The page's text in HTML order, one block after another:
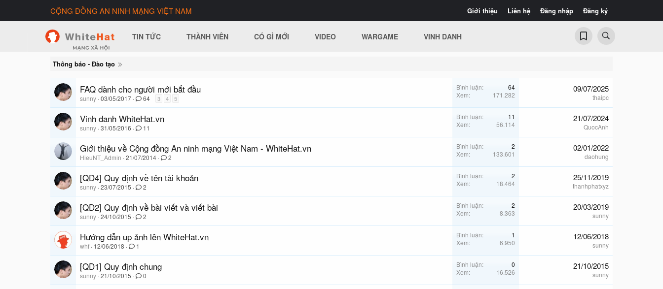
Giới thiệu Liên hệ Đăng nhập Đăng ký
CỘNG ĐỒNG AN NINH MẠNG VIỆT NAM
TIN TỨC THÀNH VIÊN CÓ GÌ MỚI VIDEO WARGAME VINH DANH
Thông báo - Đào tạo
FAQ dành cho người mới bắt đầu
sunny 03/05/2017 64 3 4 5
Bình luận
64
Xem
171.282
09/07/2025
thaipc
Vinh danh WhiteHat.vn
sunny 31/05/2016 11
Bình luận
11
Xem
56.114
21/07/2024
QuocAnh
Giới thiệu về Cộng đồng An ninh mạng Việt Nam - WhiteHat.vn
HieuNT_Admin 21/07/2014 2
Bình luận
2
Xem
133.601
02/01/2022
daohung
[QD4] Quy định về tên tài khoản
sunny 23/07/2015 2
Bình luận
2
Xem
18.464
25/11/2019
thanhphatxyz
[QD2] Quy định về bài viết và viết bài
sunny 24/10/2015 2
Bình luận
2
Xem
8.363
20/03/2019
sunny
Hướng dẫn up ảnh lên WhiteHat.vn
whf 12/06/2018 1
Bình luận
1
Xem
6.950
12/06/2018
sunny
[QD1] Quy định chung
sunny 21/10/2015 0
Bình luận
0
Xem
16.526
21/10/2015
sunny